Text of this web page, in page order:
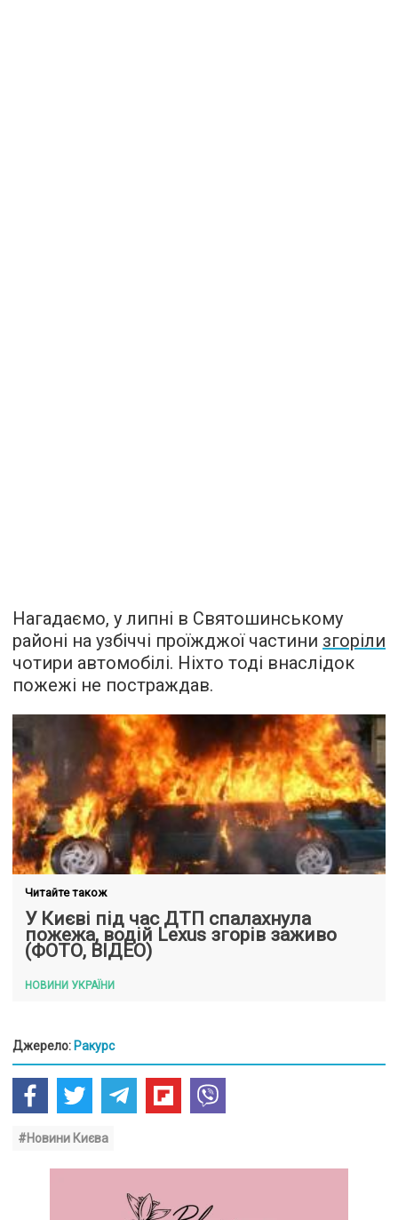
Нагадаємо, у липні в Святошинському
районі на узбіччі проїжджої частини згоріли
чотири автомобілі. Ніхто тоді внаслідок
пожежі не постраждав.
Читайте також
У Києві під час ДТП спалахнула
пожежа, водій Lexus згорів заживо
(ФОТО, ВІДЕО)
НОВИНИ УКРАЇНИ
Джерело: Ракурс
#Новини Києва